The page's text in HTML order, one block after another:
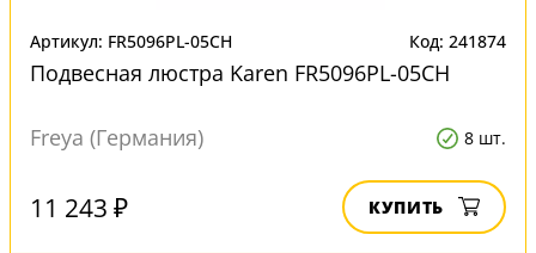
Артикул: FR5096PL-05CH Код: 241874
Подвесная люстра Karen FR5096PL-05CH
Freya (Германия) 8 шт.
11 243 ₽ КУПИТЬ